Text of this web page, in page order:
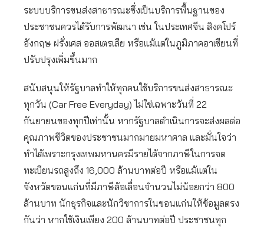
ระบบบริการขนส่งสาธารณะซึ่งเป็นบริการพื้นฐานของ
ประชาชนควรได้รับการพัฒนา เช่น ในประเทศจีน สิงคโปร์
อังกฤษ ฝรั่งเศส ออสเตรเลีย หรือแม้แต่ในภูมิภาคอาเซียนที่
ปรับปรุงเพิ่มขึ้นมาก
สนับสนุนให้รัฐบาลทำให้ทุกคนใช้บริการขนส่งสาธารณะ
ทุกวัน (Car Free Everyday) ไม่ใช่เฉพาะวันที่ 22
กันยายนของทุกปีเท่านั้น หากรัฐบาลดำเนินการจะส่งผลต่อ
คุณภาพชีวิตของประชาชนมากมายมหาศาล และมั่นใจว่า
ทำได้เพราะกรุงเทพมหานครมีรายได้จากภาษีในการจด
ทะเบียนรถสูงถึง 16,000 ล้านบาทต่อปี หรือแม้แต่ใน
จังหวัดขอนแก่นที่มีภาษีล้อเลื่อนจำนวนไม่น้อยกว่า 800
ล้านบาท นักธุรกิจและนักวิชาการในขอนแก่นให้ข้อมูลตรง
กันว่า หากใช้เงินเพียง 200 ล้านบาทต่อปี ประชาชนทุก